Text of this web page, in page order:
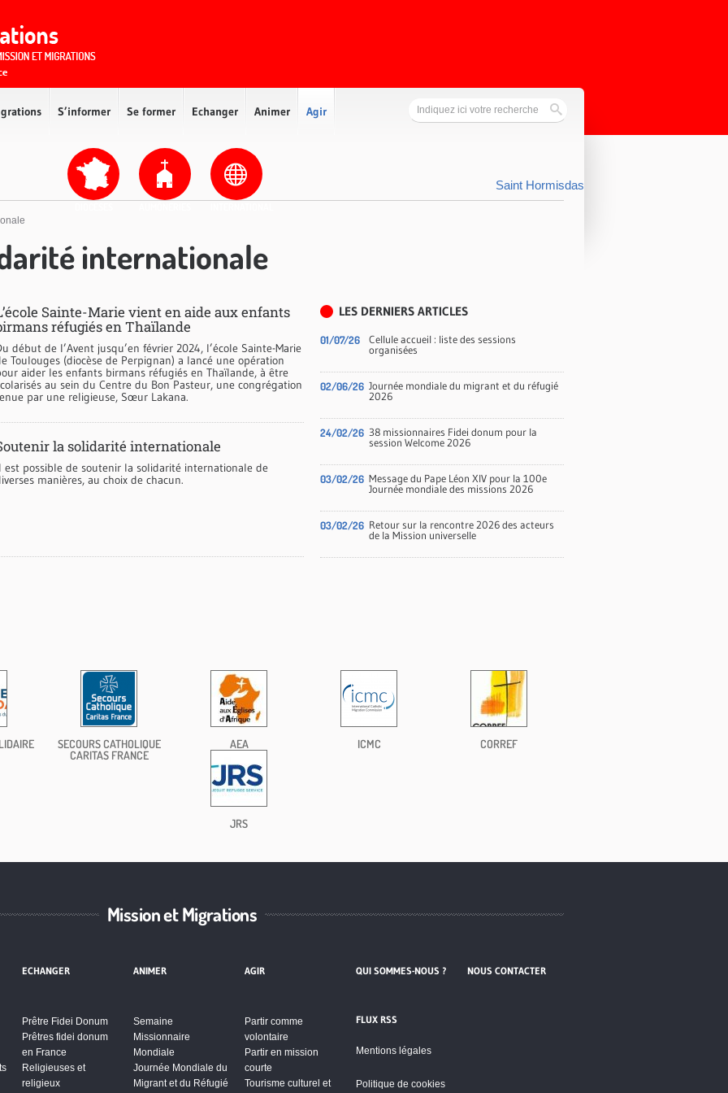
S’informer Se former Echanger Animer Agir
Saint Hormisdas
internationale
Sainte-Marie vient en aide aux enfants
réfugiés en Thaïlande
début de l’Avent jusqu’en février 2024, l’école Sainte-Marie
Toulouges (diocèse de Perpignan) a lancé une opération
aider les enfants birmans réfugiés en Thaïlande, à être
au sein du Centre du Bon Pasteur, une congrégation
par une religieuse, Sœur Lakana.
la solidarité internationale
est possible de soutenir la solidarité internationale de
manières, au choix de chacun.
LES DERNIERS ARTICLES
01/07/26
Cellule accueil : liste des sessions
organisées
02/06/26 Journée mondiale du migrant et du réfugié
2026
24/02/26 38 missionnaires Fidei donum pour la
session Welcome 2026
03/02/26 Message du Pape Léon XIV pour la 100e
Journée mondiale des missions 2026
03/02/26 Retour sur la rencontre 2026 des acteurs
de la Mission universelle
SECOURS CATHOLIQUE
CARITAS FRANCE
AEA ICMC CORREF
JRS
Mission et Migrations
ECHANGER
Prêtre Fidei Donum
Prêtres fidei donum
en France
Religieuses et
religieux
ANIMER
Semaine
Missionnaire
Mondiale
Journée Mondiale du
Migrant et du Réfugié
AGIR
Partir comme
volontaire
Partir en mission
courte
Tourisme culturel et
QUI SOMMES-NOUS ? NOUS CONTACTER
FLUX RSS
Mentions légales
Politique de cookies